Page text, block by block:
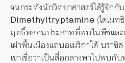
จนกระทั่งนักวิทยาศาสตร์ได้รู้จักกับ
Dimethyltryptamine (ไดเม
ฤทธิ์หลอนประสาทที่พบในพืชและ
เผ่าพื้นเมืองแถบอเมริกาใต้ บราซิ
เขาเชื่อว่าเป็นสื่อกลางพาไปพบกั